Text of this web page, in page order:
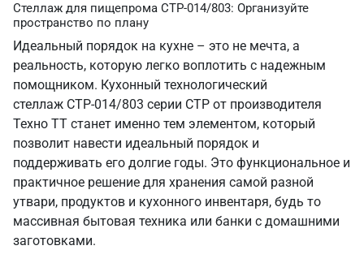
Стеллаж для пищепрома СТР-014/803: Организуйте
пространство по плану
Идеальный порядок на кухне – это не мечта, а
реальность, которую легко воплотить с надежным
помощником. Кухонный технологический
стеллаж СТР-014/803 серии СТР от производителя
Техно ТТ станет именно тем элементом, который
позволит навести идеальный порядок и
поддерживать его долгие годы. Это функциональное и
практичное решение для хранения самой разной
утвари, продуктов и кухонного инвентаря, будь то
массивная бытовая техника или банки с домашними
заготовками.